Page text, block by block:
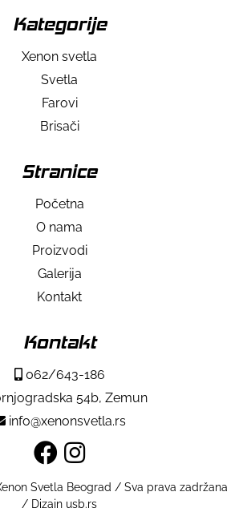
Kategorije
Xenon svetla
Svetla
Farovi
Brisači
Stranice
Početna
O nama
Proizvodi
Galerija
Kontakt
Kontakt
062/643-186
54b, Zemun
info@xenonsvetla.rs
Svetla Beograd / Sva prava zadržana
/ Dizajn usb.rs